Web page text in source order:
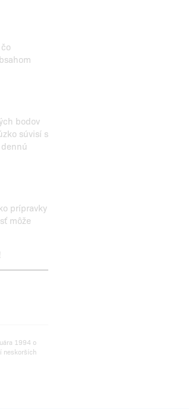
bodov
súvisí s
prípravky
môže
1994 o
neskorších